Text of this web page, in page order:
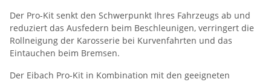
Der Pro-Kit senkt den Schwerpunkt Ihres Fahrzeugs ab und
reduziert das Ausfedern beim Beschleunigen, verringert die
Rollneigung der Karosserie bei Kurvenfahrten und das
Eintauchen beim Bremsen.
Der Eibach Pro-Kit in Kombination mit den geeigneten